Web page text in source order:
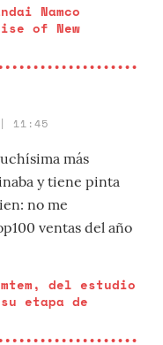
Namco
of New
| 11:45
más
y tiene pinta
no me
ventas del año
del estudio
etapa de